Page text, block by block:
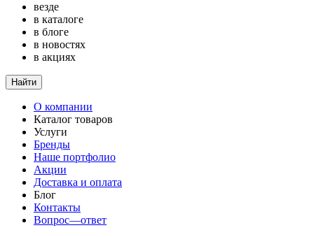
везде
в каталоге
в блоге
в новостях
в акциях
Найти
О компании
Каталог товаров
Услуги
Бренды
Наше портфолио
Акции
Доставка и оплата
Блог
Контакты
Вопрос—ответ